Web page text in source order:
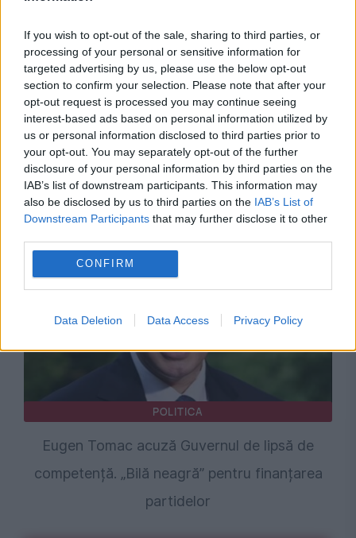
If you wish to opt-out of the sale, sharing to third parties, or
processing of your personal or sensitive information for
targeted advertising by us, please use the below opt-out
section to confirm your selection. Please note that after your
opt-out request is processed you may continue seeing
interest-based ads based on personal information utilized by
us or personal information disclosed to third parties prior to
your opt-out. You may separately opt-out of the further
disclosure of your personal information by third parties on the
IAB’s list of downstream participants. This information may
also be disclosed by us to third parties on the IAB’s List of
Downstream Participants that may further disclose it to other
CONFIRM
Data Deletion Data Access Privacy Policy
INTERNATIONAL
Nvidia susține masiv în infrastructura AI.
Investiție de până la 3 miliarde de dolari
POLITICA
Eugen Tomac acuză Guvernul de lipsă de
competență. „Bilă neagră” pentru finanțarea
partidelor